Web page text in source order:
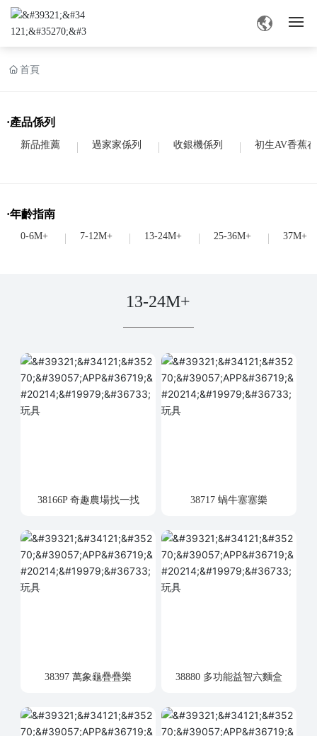
網站首頁
產品中心
業務交流
首頁
·產品係列
新品推薦 過家家係列 收銀機係列 初生AV香蕉
·年齡指南
0-6M+ 7-12M+ 13-24M+ 25-36M+ 37M+
13-24M+
38166P 奇趣農場找一找 38717 蝸牛塞塞樂
38397 萬象龜疊疊樂 38880 多功能益智六麵盒